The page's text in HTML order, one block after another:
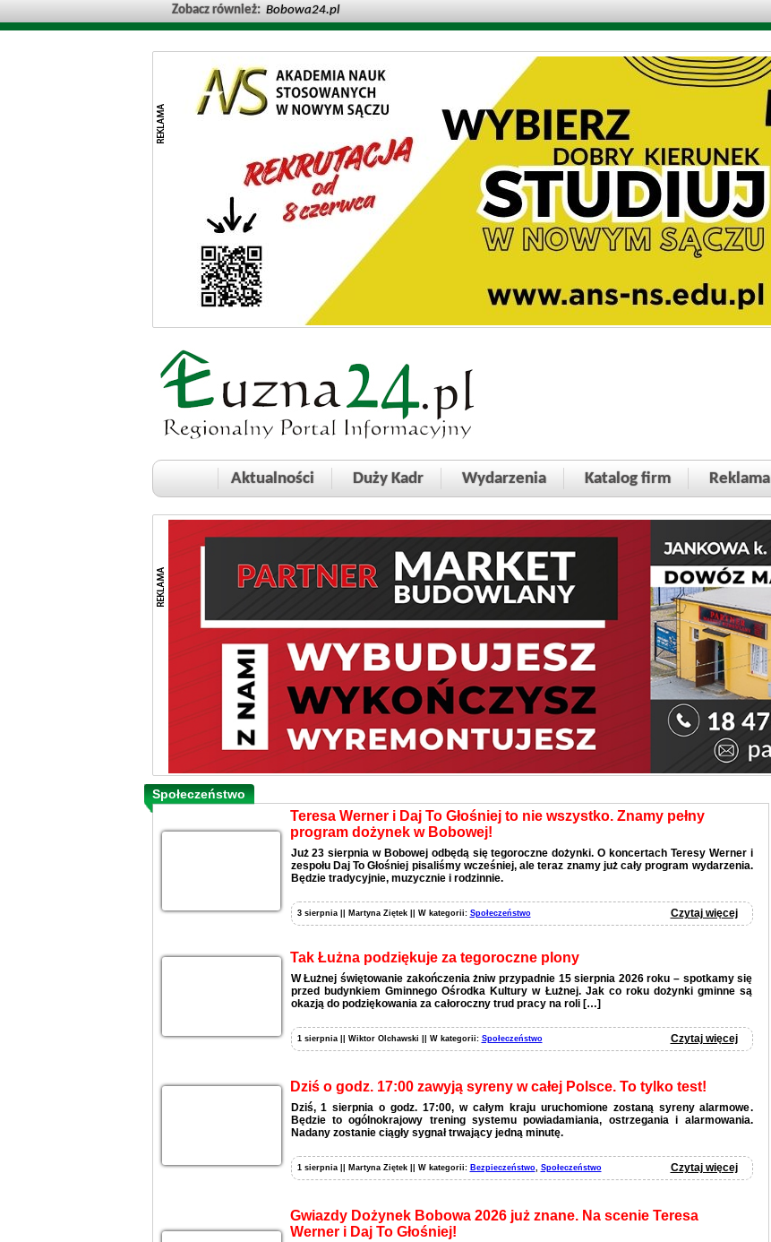
Zobacz również: Bobowa24.pl
Aktualności Duży Kadr Wydarzenia Katalog firm Reklama
Społeczeństwo
Teresa Werner i Daj To Głośniej to nie wszystko. Znamy pełny
program dożynek w Bobowej!
Już 23 sierpnia w Bobowej odbędą się tegoroczne dożynki. O koncertach Teresy Werner i
zespołu Daj To Głośniej pisaliśmy wcześniej, ale teraz znamy już cały program wydarzenia.
Będzie tradycyjnie, muzycznie i rodzinnie.
3 sierpnia || Martyna Ziętek || W kategorii: Społeczeństwo Czytaj więcej
Tak Łużna podziękuje za tegoroczne plony
W Łużnej świętowanie zakończenia żniw przypadnie 15 sierpnia 2026 roku – spotkamy się
przed budynkiem Gminnego Ośrodka Kultury w Łużnej. Jak co roku dożynki gminne są
okazją do podziękowania za całoroczny trud pracy na roli […]
1 sierpnia || Wiktor Olchawski || W kategorii: Społeczeństwo Czytaj więcej
Dziś o godz. 17:00 zawyją syreny w całej Polsce. To tylko test!
Dziś, 1 sierpnia o godz. 17:00, w całym kraju uruchomione zostaną syreny alarmowe.
Będzie to ogólnokrajowy trening systemu powiadamiania, ostrzegania i alarmowania.
Nadany zostanie ciągły sygnał trwający jedną minutę.
1 sierpnia || Martyna Ziętek || W kategorii: Bezpieczeństwo, Społeczeństwo Czytaj więcej
Gwiazdy Dożynek Bobowa 2026 już znane. Na scenie Teresa
Werner i Daj To Głośniej!